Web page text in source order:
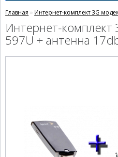
Главная » Интернет-комплект 3G
Интернет-комплект
597U + антенна